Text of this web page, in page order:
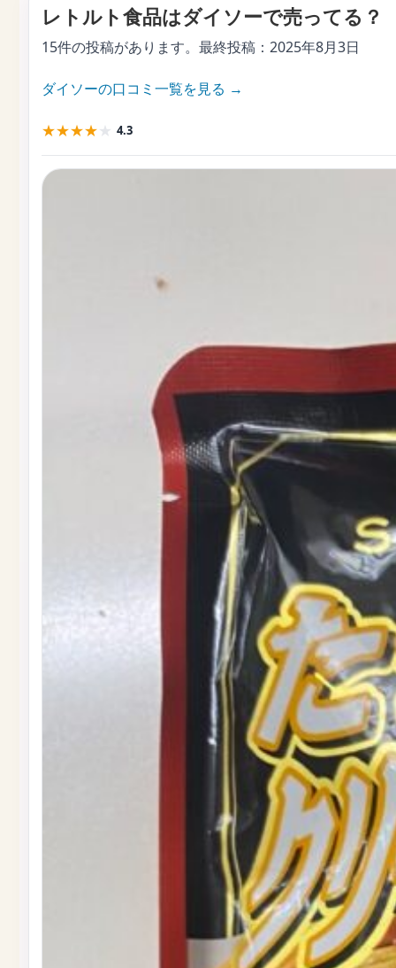
レトルト食品はダイソーで売ってる？
15件の投稿があります。最終投稿： 2025年8月3日
ダイソーの口コミ一覧を見る →
★★★★★ 4.3